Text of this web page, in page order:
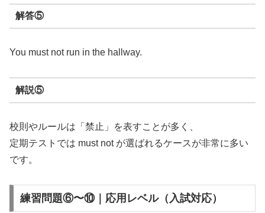
解答⑤
You must not run in the hallway.
解説⑤
校則やルールは「禁止」を表すことが多く、
定期テストでは must not が選ばれるケースが非常に多い
です。
練習問題⑥〜⑩｜応用レベル（入試対応）